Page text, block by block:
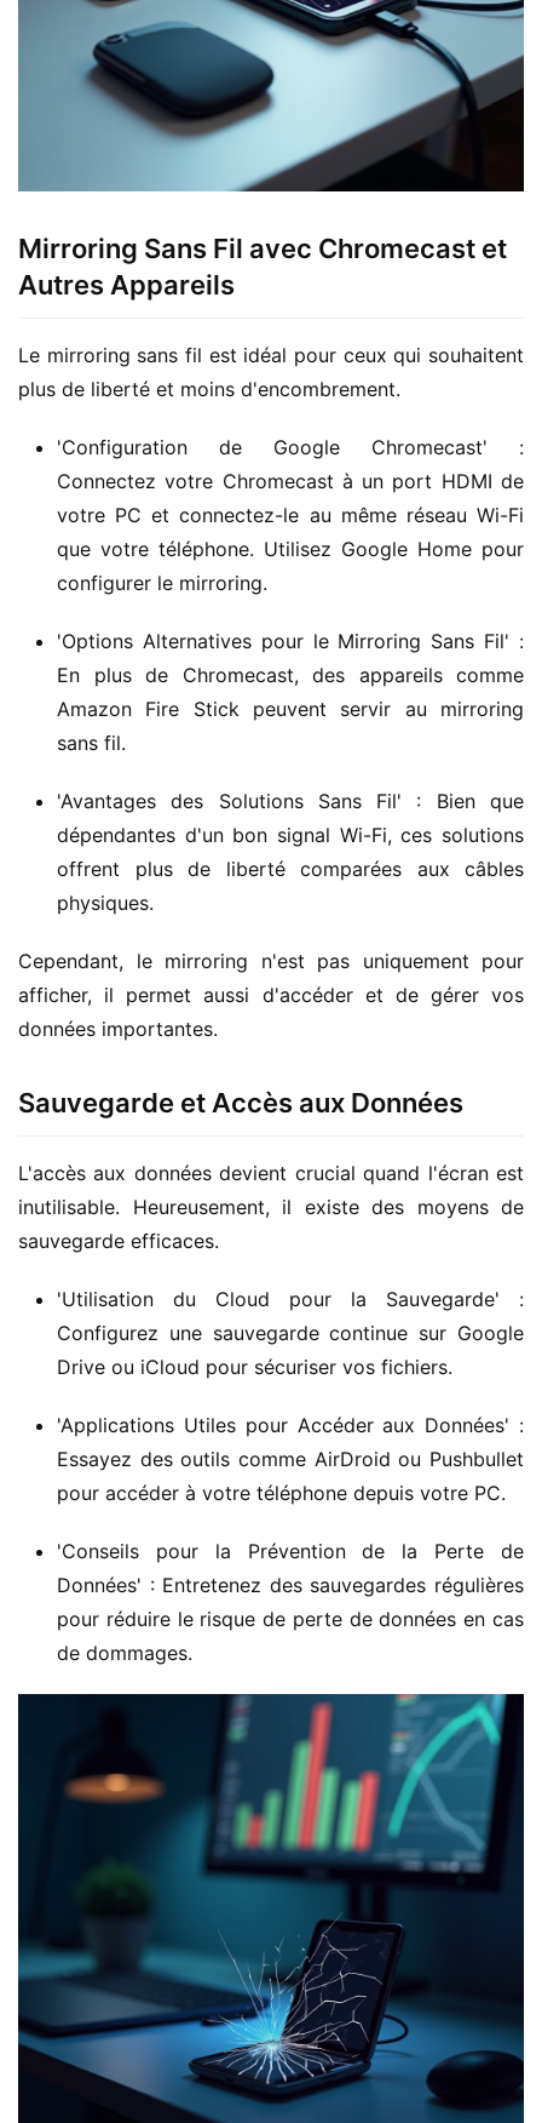
Mirroring Sans Fil avec Chromecast et
Autres Appareils
Le mirroring sans fil est idéal pour ceux qui souhaitent
plus de liberté et moins d'encombrement.
'Configuration de Google Chromecast' :
Connectez votre Chromecast à un port HDMI de
votre PC et connectez-le au même réseau Wi-Fi
que votre téléphone. Utilisez Google Home pour
configurer le mirroring.
'Options Alternatives pour le Mirroring Sans Fil' :
En plus de Chromecast, des appareils comme
Amazon Fire Stick peuvent servir au mirroring
sans fil.
'Avantages des Solutions Sans Fil' : Bien que
dépendantes d'un bon signal Wi-Fi, ces solutions
offrent plus de liberté comparées aux câbles
physiques.
Cependant, le mirroring n'est pas uniquement pour
afficher, il permet aussi d'accéder et de gérer vos
données importantes.
Sauvegarde et Accès aux Données
L'accès aux données devient crucial quand l'écran est
inutilisable. Heureusement, il existe des moyens de
sauvegarde efficaces.
'Utilisation du Cloud pour la Sauvegarde' :
Configurez une sauvegarde continue sur Google
Drive ou iCloud pour sécuriser vos fichiers.
'Applications Utiles pour Accéder aux Données' :
Essayez des outils comme AirDroid ou Pushbullet
pour accéder à votre téléphone depuis votre PC.
'Conseils pour la Prévention de la Perte de
Données' : Entretenez des sauvegardes régulières
pour réduire le risque de perte de données en cas
de dommages.